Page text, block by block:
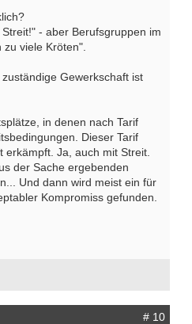
- aber Berufsgruppen im
viele Kröten".
Gewerkschaft ist
in denen nach Tarif
Dieser Tarif
Ja, auch mit Streit.
der Sache ergebenden
Und dann wird meist ein für
Kompromiss gefunden.
# 10